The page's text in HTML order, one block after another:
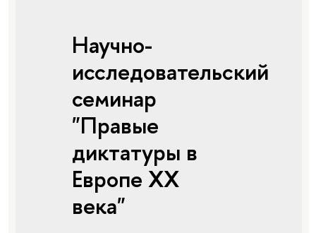
Научно-
исследовательский
семинар
"Правые
диктатуры в
Европе ХХ
века"